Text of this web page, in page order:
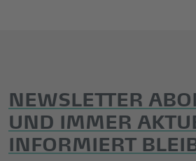
NEWSLETTER
UND IMMER
INFORMIERT